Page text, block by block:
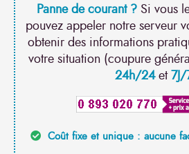
Panne de courant ?Si vous
pouvez appeler notre serveur
obtenir des informations
votre situation (coupure
24h/24et7J/
Coût fixe et unique : aucune